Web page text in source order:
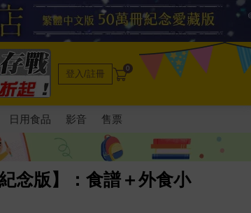
登入/註冊 0
日用食品 影音 售票
念版】：食譜＋外食小